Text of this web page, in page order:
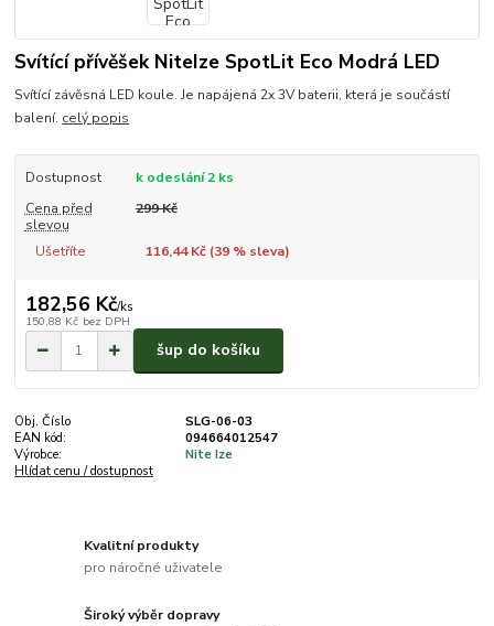
Svítící přívěšek NiteIze SpotLit Eco Modrá LED
Svítící závěsná LED koule. Je napájená 2x 3V baterii, která je součástí
balení. celý popis
Dostupnost
k odeslání 2 ks
Cena před
slevou
299 Kč
Ušetříte 116,44 Kč (39% sleva)
182,56 Kč/ks
150,88 Kč bez DPH
šup do košíku
Obj. Číslo
SLG-06-03
EAN kód:
094664012547
Výrobce:
Nite Ize
Hlídat cenu / dostupnost
Kvalitní produkty
pro náročné uživatele
Široký výběr dopravy